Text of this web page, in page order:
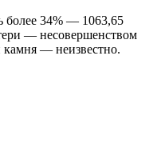
более 34% — 1063,65
— несовершенством
— неизвестно.